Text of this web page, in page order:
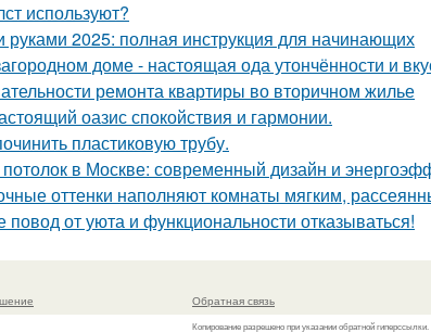
используют?
2025: полная инструкция для начинающих
доме - настоящая ода утончённости и
ремонта квартиры во вторичном жилье
оазис спокойствия и гармонии.
пластиковую трубу.
в Москве: современный дизайн и
оттенки наполняют комнаты мягким,
от уюта и функциональности отказываться!
Обратная связь
Копирование разрешено при указании обратной гиперссылки.